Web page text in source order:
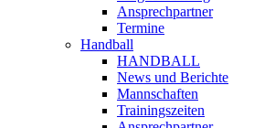
Ansprechpartner
Termine
Handball
HANDBALL
News und Berichte
Mannschaften
Trainingszeiten